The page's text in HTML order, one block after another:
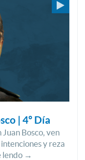
| 4º Día
Juan Bosco, ven
y reza
lendo →